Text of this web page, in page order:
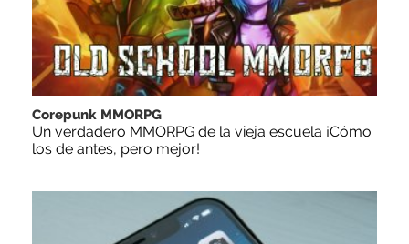
Corepunk MMORPG
Un verdadero MMORPG de la vieja escuela ¡Cómo
los de antes, pero mejor!